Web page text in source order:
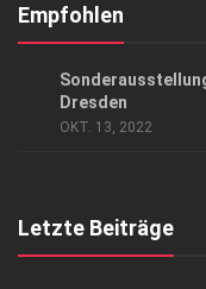
Kontakt, Impressum
Empfohlen
Dresden
OKT. 13, 2022
Letzte Beiträge